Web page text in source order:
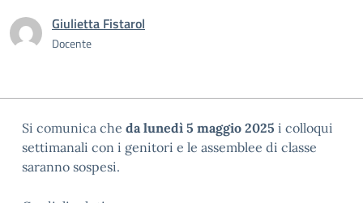
Giulietta Fistarol
Docente
Si comunica che da lunedì 5 maggio 2025 i colloqui
settimanali con i genitori e le assemblee di classe
saranno sospesi.